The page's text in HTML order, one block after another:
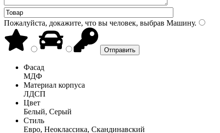
Пожалуйста, докажите, что вы человек, выбрав Машину.
Фасад
МДФ
Материал корпуса
ЛДСП
Цвет
Белый, Серый
Стиль
Евро, Неоклассика, Скандинавский